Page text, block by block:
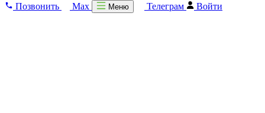
Позвонить
Max Меню Телеграм Войти